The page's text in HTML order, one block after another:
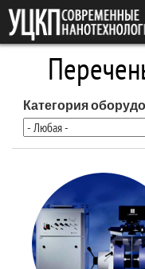
Перейти к основному
Категория